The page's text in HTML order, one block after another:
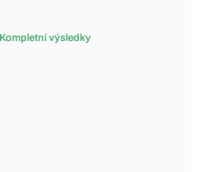
Kompletní výsledky